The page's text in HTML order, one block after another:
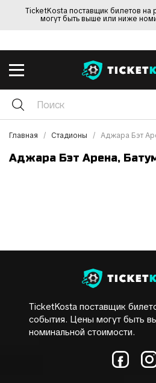
TicketKosta поставщик билетов на
могут быть выше или ниже
Главная Стадионы Аджара Бэт
Аджара Бэт Арена,
TicketKosta поставщик
события. Цены могут быть
номинальной стоимости.